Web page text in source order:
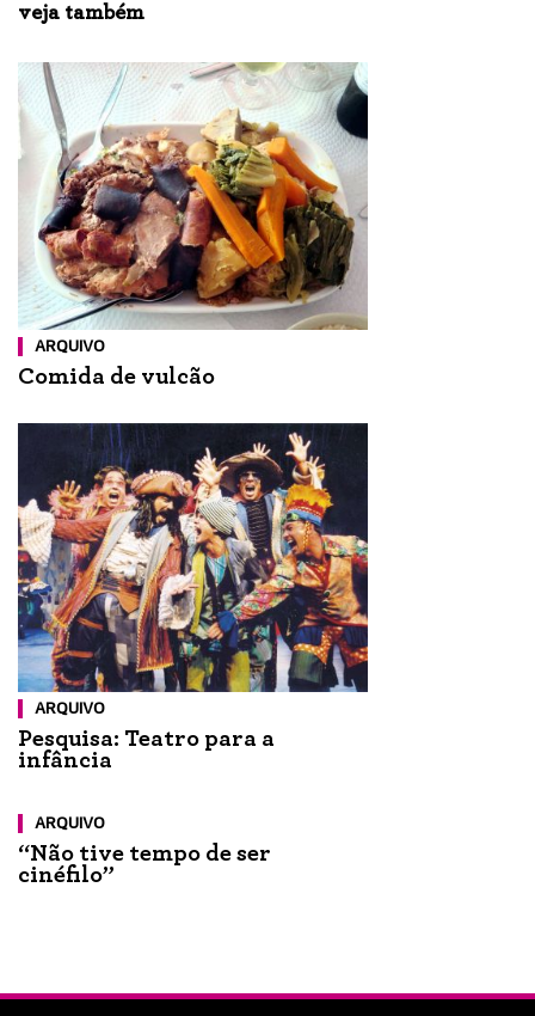
veja também
ARQUIVO
Comida de vulcão
ARQUIVO
Pesquisa: Teatro para a
infância
ARQUIVO
“Não tive tempo de ser
cinéfilo”